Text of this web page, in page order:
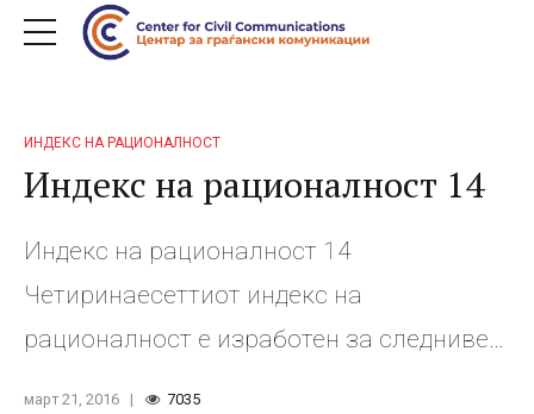
ИНДЕКС НА РАЦИОНАЛНОСТ
Индекс на рационалност 14
Индекс на рационалност 14
Четиринаесеттиот индекс на
рационалност е изработен за следниве
март 21, 2016 7035